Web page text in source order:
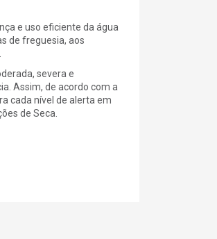
e uso eficiente da água
de freguesia, aos
severa e
Assim, de acordo com a
cada nível de alerta em
de Seca.